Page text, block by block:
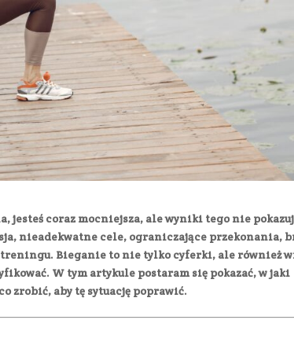
jesteś coraz mocniejsza, ale wyniki tego nie
nieadekwatne cele, ograniczające przekonania,
treningu. Bieganie to nie tylko cyferki, ale również
W tym artykule postaram się pokazać, w jaki
zrobić, aby tę sytuację poprawić.